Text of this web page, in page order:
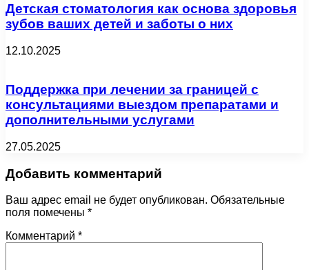
Детская стоматология как основа здоровья
зубов ваших детей и заботы о них
12.10.2025
Поддержка при лечении за границей с
консультациями выездом препаратами и
дополнительными услугами
27.05.2025
Добавить комментарий
Ваш адрес email не будет опубликован. Обязательные
поля помечены *
Комментарий *